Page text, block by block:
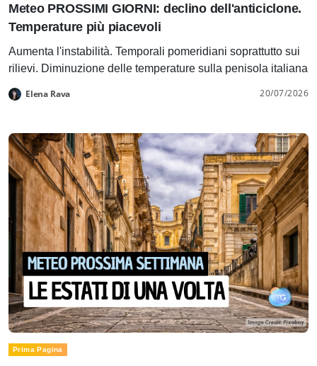
Meteo PROSSIMI GIORNI: declino dell'anticiclone.
Temperature più piacevoli
Aumenta l'instabilità. Temporali pomeridiani soprattutto sui
rilievi. Diminuzione delle temperature sulla penisola italiana
Elena Rava 20/07/2026
Prima Pagina